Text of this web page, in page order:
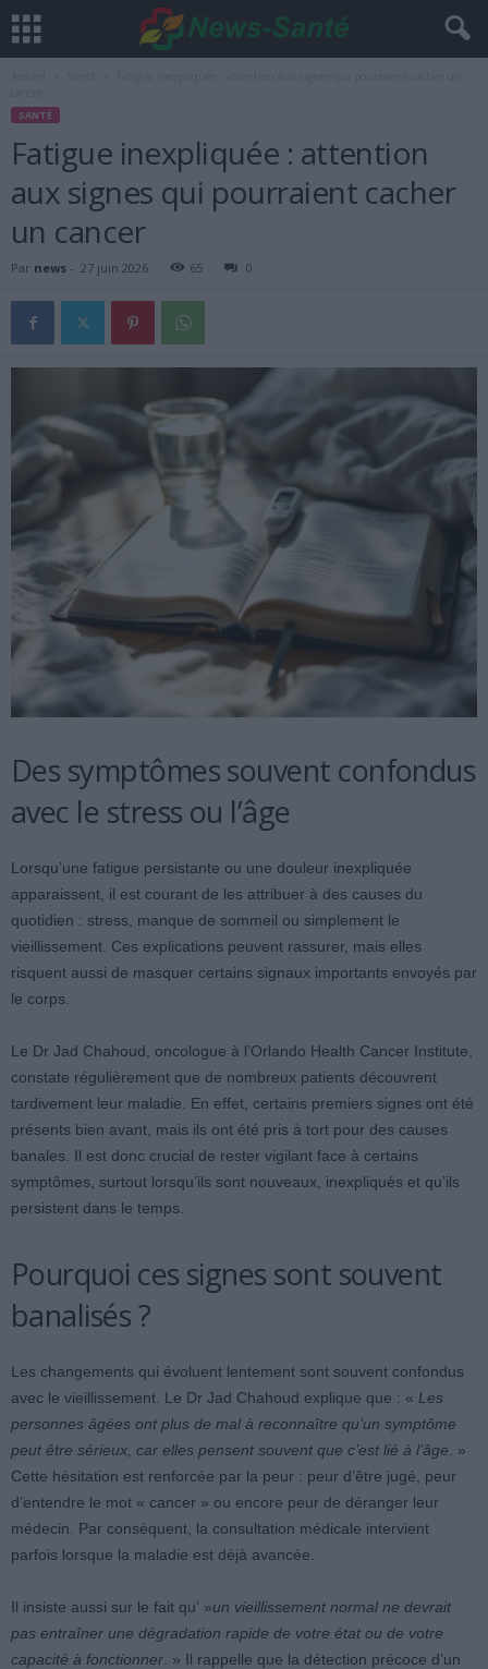
SANTÉ
Fatigue inexpliquée : attention
aux signes qui pourraient cacher
un cancer
Par news - 27 juin 2026 65 0
Des symptômes souvent confondus
avec le stress ou l’âge
Lorsqu’une fatigue persistante ou une douleur inexpliquée
apparaissent, il est courant de les attribuer à des causes du
quotidien : stress, manque de sommeil ou simplement le
vieillissement. Ces explications peuvent rassurer, mais elles
risquent aussi de masquer certains signaux importants envoyés par
le corps.
Le Dr Jad Chahoud, oncologue à l’Orlando Health Cancer Institute,
constate régulièrement que de nombreux patients découvrent
tardivement leur maladie. En effet, certains premiers signes ont été
présents bien avant, mais ils ont été pris à tort pour des causes
banales. Il est donc crucial de rester vigilant face à certains
symptômes, surtout lorsqu’ils sont nouveaux, inexpliqués et qu’ils
persistent dans le temps.
Pourquoi ces signes sont souvent
banalisés ?
Les changements qui évoluent lentement sont souvent confondus
avec le vieillissement. Le Dr Jad Chahoud explique que : « Les
personnes âgées ont plus de mal à reconnaître qu’un symptôme
peut être sérieux, car elles pensent souvent que c’est lié à l’âge . »
Cette hésitation est renforcée par la peur : peur d’être jugé, peur
d’entendre le mot « cancer » ou encore peur de déranger leur
médecin. Par conséquent, la consultation médicale intervient
parfois lorsque la maladie est déjà avancée.
Il insiste aussi sur le fait qu’ »un vieillissement normal ne devrait
pas entraîner une dégradation rapide de votre état ou de votre
capacité à fonctionner . » Il rappelle que la détection précoce d’un